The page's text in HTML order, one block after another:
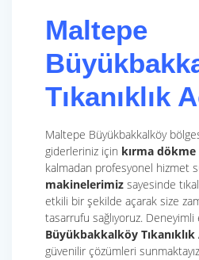
Maltepe
Tıkanıklık
Maltepe Büyükbakkalköy
giderleriniz için kırma dökme
kalmadan profesyonel hizmet
makinelerimiz sayesinde
etkili bir şekilde açarak size
tasarrufu sağlıyoruz.
Büyükbakkalköy Tıkanıklık
güvenilir çözümleri